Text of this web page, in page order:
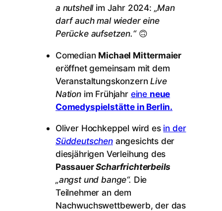
a nutshell im Jahr 2024: „Man
darf auch mal wieder eine
Perücke aufsetzen.“🙃
Comedian Michael Mittermaier
eröffnet gemeinsam mit dem
VeranstaltungskonzernLive
Nationim Frühjahr eine neue
Comedyspielstätte in Berlin.
Oliver Hochkeppel wird es in der
Süddeutschen angesichts der
diesjährigen Verleihung des
PassauerScharfrichterbeils
„angst und bange“. Die
Teilnehmer an dem
Nachwuchswettbewerb, der das